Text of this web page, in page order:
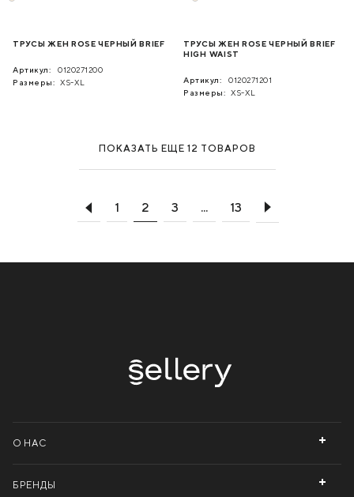
ТРУСЫ ЖЕН ROSE ЧЕРНЫЙ BRIEF
Артикул:
0120271200
Размеры: XS-XL
ТРУСЫ ЖЕН ROSE ЧЕРНЫЙ BRIEF
HIGH WAIST
Артикул:
0120271201
Размеры: XS-XL
ПОКАЗАТЬ ЕЩЕ 12 ТОВАРОВ
1 2 3 ... 13
О НАС
БРЕНДЫ